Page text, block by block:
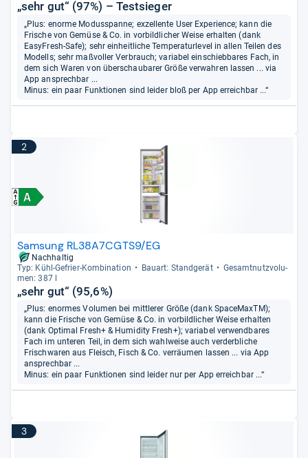
„sehr gut“ (97%) – Testsieger
„Plus: enorme Modusspanne; exzellente User Experience; kann die
Frische von Gemüse & Co. in vorbildlicher Weise erhalten (dank
EasyFresh-Safe); sehr einheitliche Temperaturlevel in allen Teilen des
Modells; sehr maßvoller Verbrauch; variabel einschiebbares Fach, in
dem sich Waren von überschaubarer Größe verwahren lassen ... via
App ansprechbar ...
Minus: ein paar Funktionen sind leider bloß per App erreichbar ...“
2
Samsung RL38A7CGTS9/EG
Nachhaltig
Typ: Kühl-​Gefrier-​Kom­bi­na­tion
Bau­art: Stand­ge­rät
Gesamt­nutz­vo­lu­
men: 387 l
„sehr gut“ (95,6%)
„Plus: enormes Volumen bei mittlerer Größe (dank SpaceMaxTM);
kann die Frische von Gemüse & Co. in vorbildlicher Weise erhalten
(dank Optimal Fresh+ & Humidity Fresh+); variabel verwendbares
Fach im unteren Teil, in dem sich wahlweise auch verderbliche
Frischwaren aus Fleisch, Fisch & Co. verräumen lassen ... via App
ansprechbar ...
Minus: ein paar Funktionen sind leider nur per App erreichbar ...“
3